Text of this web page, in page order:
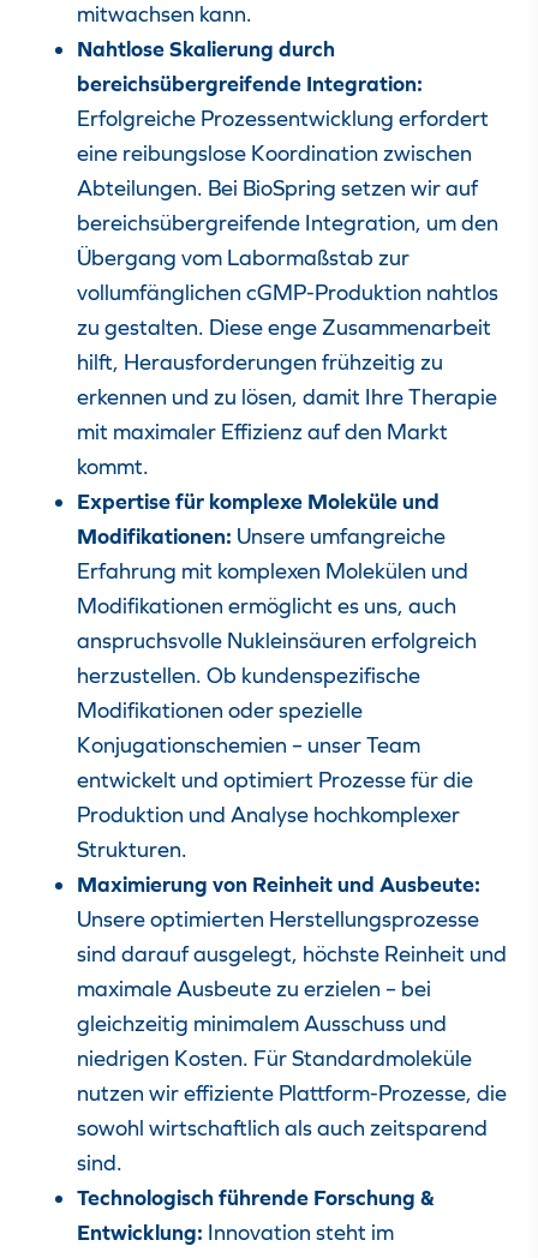
mitwachsen kann.
Nahtlose Skalierung durch
bereichsübergreifende Integration:
Erfolgreiche Prozessentwicklung erfordert
eine reibungslose Koordination zwischen
Abteilungen. Bei BioSpring setzen wir auf
bereichsübergreifende Integration, um den
Übergang vom Labormaßstab zur
vollumfänglichen cGMP-Produktion nahtlos
zu gestalten. Diese enge Zusammenarbeit
hilft, Herausforderungen frühzeitig zu
erkennen und zu lösen, damit Ihre Therapie
mit maximaler Effizienz auf den Markt
kommt.
Expertise für komplexe Moleküle und
Modifikationen: Unsere umfangreiche
Erfahrung mit komplexen Molekülen und
Modifikationen ermöglicht es uns, auch
anspruchsvolle Nukleinsäuren erfolgreich
herzustellen. Ob kundenspezifische
Modifikationen oder spezielle
Konjugationschemien – unser Team
entwickelt und optimiert Prozesse für die
Produktion und Analyse hochkomplexer
Strukturen.
Maximierung von Reinheit und Ausbeute:
Unsere optimierten Herstellungsprozesse
sind darauf ausgelegt, höchste Reinheit und
maximale Ausbeutezu erzielen – bei
gleichzeitig minimalem Ausschuss und
niedrigen Kosten. Für Standardmoleküle
nutzen wireffiziente Plattform-Prozesse, die
sowohl wirtschaftlich als auch zeitsparend
sind.
Technologisch führende Forschung &
Entwicklung: Innovation steht im